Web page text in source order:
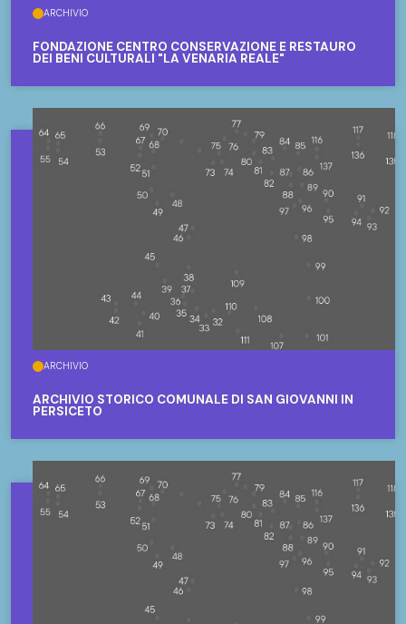
ARCHIVIO
FONDAZIONE CENTRO CONSERVAZIONE E RESTAURO
DEI BENI CULTURALI "LA VENARIA REALE"
ARCHIVIO
ARCHIVIO STORICO COMUNALE DI SAN GIOVANNI IN
PERSICETO